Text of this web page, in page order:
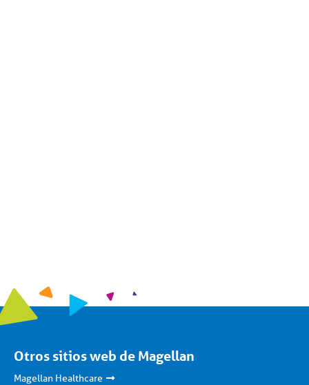
Otros sitios web de Magellan
Magellan Healthcare